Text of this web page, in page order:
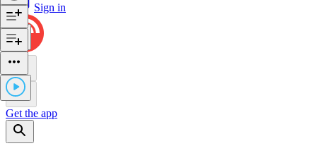
Sign in
Get the app